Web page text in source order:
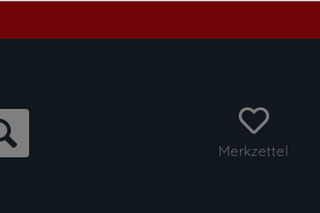
Merkzettel